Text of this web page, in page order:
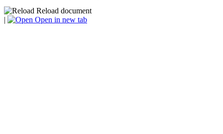
Reload document
|
Open in new tab